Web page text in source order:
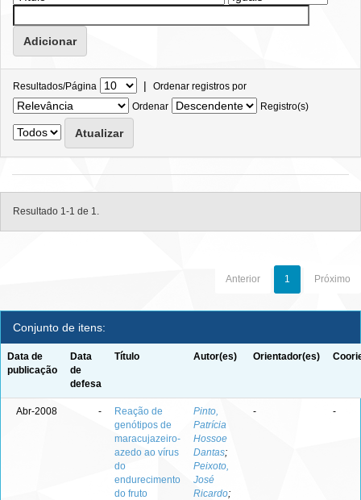
Resultados/Página | Ordenar registros por
Ordenar
Registro(s)
Resultado 1-1 de 1.
Anterior 1 Próximo
Conjunto de itens:
Data de
publicação
Data
de
defesa
Título Autor(es) Orientador(es)
Abr-2008 -
Reação de
genótipos de
maracujazeiro-
azedo ao vírus
do
endurecimento
do fruto
Pinto,
Patrícia
Hossoe
Dantas;
Peixoto,
José
Ricardo;
- -